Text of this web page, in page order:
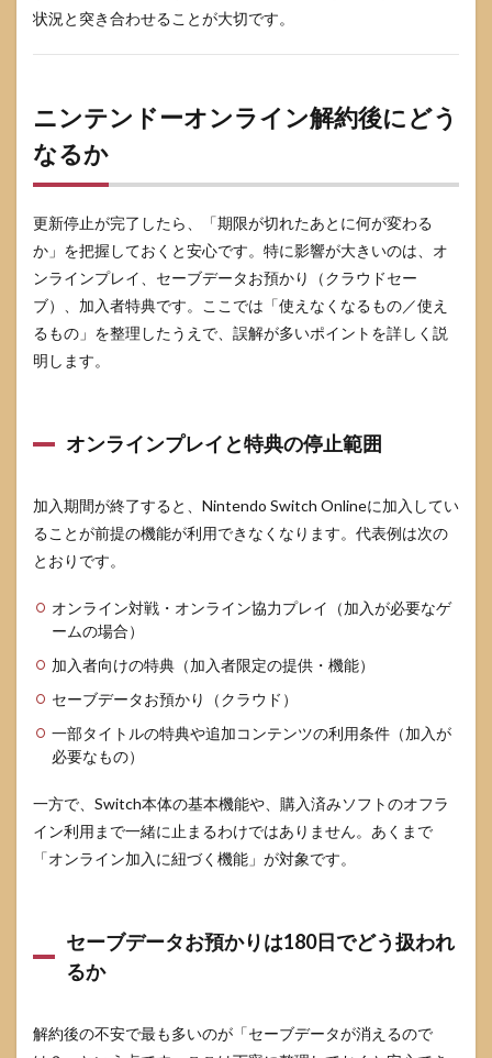
状況と突き合わせることが大切です。
ニンテンドーオンライン解約後にどう
なるか
更新停止が完了したら、「期限が切れたあとに何が変わる
か」を把握しておくと安心です。特に影響が大きいのは、オ
ンラインプレイ、セーブデータお預かり（クラウドセー
ブ）、加入者特典です。ここでは「使えなくなるもの／使え
るもの」を整理したうえで、誤解が多いポイントを詳しく説
明します。
オンラインプレイと特典の停止範囲
加入期間が終了すると、Nintendo Switch Onlineに加入してい
ることが前提の機能が利用できなくなります。代表例は次の
とおりです。
オンライン対戦・オンライン協力プレイ（加入が必要なゲ
ームの場合）
加入者向けの特典（加入者限定の提供・機能）
セーブデータお預かり（クラウド）
一部タイトルの特典や追加コンテンツの利用条件（加入が
必要なもの）
一方で、Switch本体の基本機能や、購入済みソフトのオフラ
イン利用まで一緒に止まるわけではありません。あくまで
「オンライン加入に紐づく機能」が対象です。
セーブデータお預かりは180日でどう扱われ
るか
解約後の不安で最も多いのが「セーブデータが消えるので